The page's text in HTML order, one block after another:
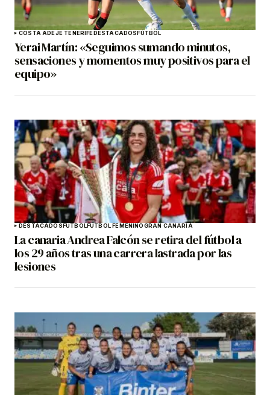
COSTA ADEJE TENERIFEDESTACADOSFÚTBOL
Yerai Martín: «Seguimos sumando minutos,
sensaciones y momentos muy positivos para el
equipo»
DESTACADOSFÚTBOLFÚTBOL FEMENINOGRAN CANARIA
La canaria Andrea Falcón se retira del fútbol a
los 29 años tras una carrera lastrada por las
lesiones